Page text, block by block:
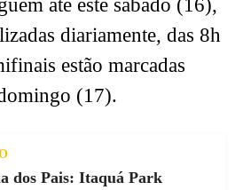
até este sábado (16),
diariamente, das 8h
estão marcadas
(17).
dos Pais: Itaquá Park